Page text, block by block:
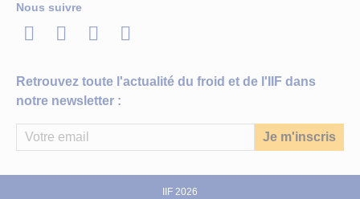
Nous suivre
LinkedInTwitterFacebook
Youtube
Retrouvez toute l'actualité du froid et de l'IIF dans
notre newsletter :
IIF 2026